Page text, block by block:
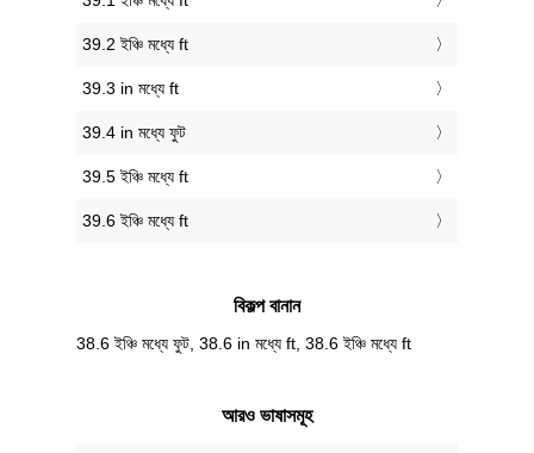
39.2 ইঞ্চি মধ্যে ft
39.3 in মধ্যে ft
39.4 in মধ্যে ফুট
39.5 ইঞ্চি মধ্যে ft
39.6 ইঞ্চি মধ্যে ft
বিকল্প বানান
38.6 ইঞ্চি মধ্যে ফুট, 38.6 in মধ্যে ft, 38.6 ইঞ্চি মধ্যে ft
আরও ভাষাসমূহ